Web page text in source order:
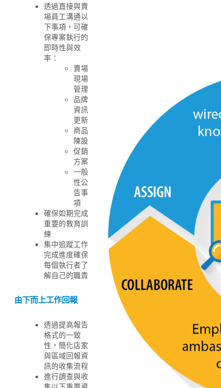
透過直接與賣
場員工溝通以
下事項，可確
保專案執行的
即時性與效
率：
賣場
現場
管理
品牌
資訊
更新
商品
陳設
促銷
方案
一般
性公
告事
項
確保如期完成
重要的教育訓
練
集中追蹤工作
完成進度確保
每個執行者了
解自己的職責
由下而上工作回報
透過提高報告
格式的一致
性，簡化店家
與區域回報資
訊的收集流程
進行調查與收